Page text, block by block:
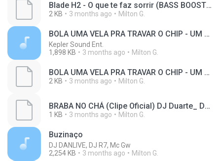
Blade H2 - O que te faz sorrir (BASS BOOSTED)(M4A_128K)_private.lrc
2 KB 3 months ago Milton G.
BOLA UMA VELA PRA TRAVAR O CHIP - UM MALUCO NO PEDAÇO | Mc Meno K, DJ Yuri Pedrada (Official Music)
Kepler Sound Ent.
1,898 KB
3 months ago Milton G.
BOLA UMA VELA PRA TRAVAR O CHIP - UM MALUCO NO PEDAÇO _ Mc Meno K_ DJ Yuri Pedrada (Official Music)(M4A_128K)_private.lrc
2 KB 3 months ago Milton G.
BRABA NO CHÁ (Clipe Oficial) DJ Duarte_ DJ TS_ DJ CZ e MC Nito(M4A_128K)_private.lrc
1 KB 3 months ago Milton G.
Buzinaço
DJ DANLIVE, DJ R7, Mc Gw
2,254 KB
3 months ago Milton G.